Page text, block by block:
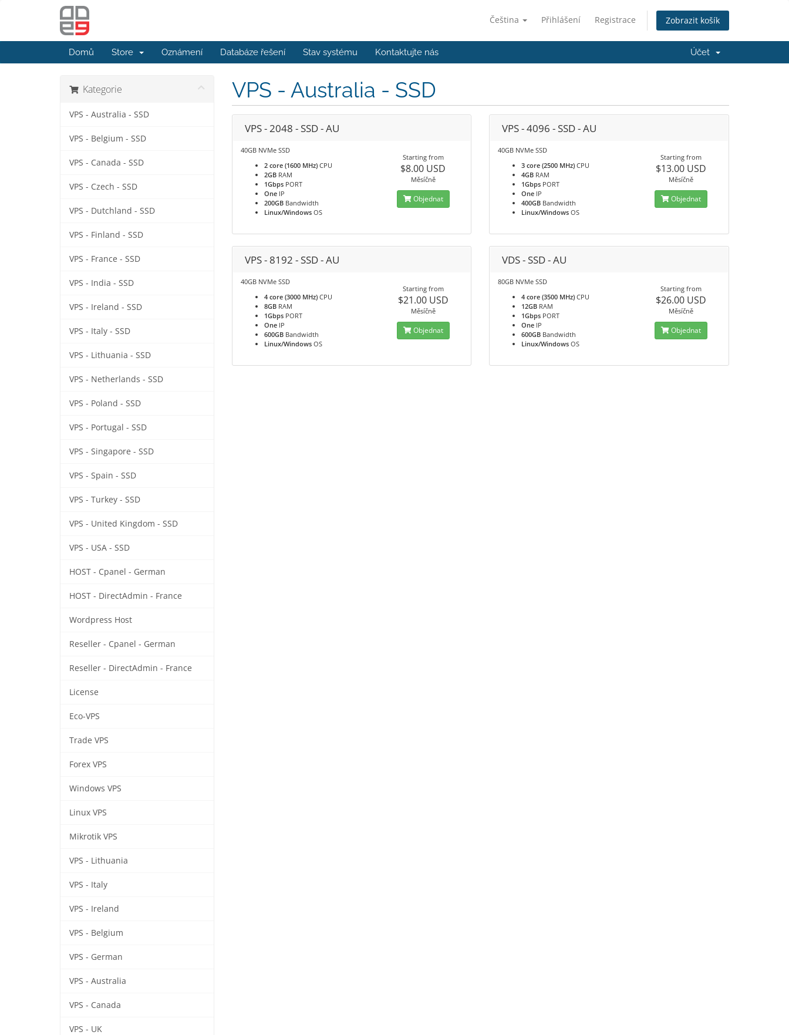
Čeština Přihlášení Registrace Zobrazit košík
Domů Store Oznámení Databáze řešení Stav systému Kontaktujte nás Účet
Kategorie
VPS - Australia - SSD
VPS - Belgium - SSD
VPS - Canada - SSD
VPS - Czech - SSD
VPS - Dutchland - SSD
VPS - Finland - SSD
VPS - France - SSD
VPS - India - SSD
VPS - Ireland - SSD
VPS - Italy - SSD
VPS - Lithuania - SSD
VPS - Netherlands - SSD
VPS - Poland - SSD
VPS - Portugal - SSD
VPS - Singapore - SSD
VPS - Spain - SSD
VPS - Turkey - SSD
VPS - United Kingdom - SSD
VPS - USA - SSD
HOST - Cpanel - German
HOST - DirectAdmin - France
Wordpress Host
Reseller - Cpanel - German
Reseller - DirectAdmin - France
License
Eco-VPS
Trade VPS
Forex VPS
Windows VPS
Linux VPS
Mikrotik VPS
VPS - Lithuania
VPS - Italy
VPS - Ireland
VPS - Belgium
VPS - German
VPS - Australia
VPS - Canada
VPS - UK
VPS - Australia - SSD
VPS - 2048 - SSD - AU
40GB NVMe SSD
2 core (1600 MHz)CPU
2GBRAM
1GbpsPORT
OneIP
200GBBandwidth
Linux/WindowsOS
Starting from
$8.00 USD
Měsíčně
Objednat
VPS - 4096 - SSD - AU
40GB NVMe SSD
3 core (2500 MHz) CPU
4GB RAM
1Gbps PORT
One IP
400GB Bandwidth
Linux/Windows OS
Starting from
$13.00 USD
Měsíčně
Objednat
VPS - 8192 - SSD - AU
40GB NVMe SSD
4 core (3000 MHz)CPU
8GBRAM
1GbpsPORT
OneIP
600GBBandwidth
Linux/WindowsOS
Starting from
$21.00 USD
Měsíčně
Objednat
VDS - SSD - AU
80GB NVMe SSD
4 core (3500 MHz) CPU
12GB RAM
1Gbps PORT
One IP
600GB Bandwidth
Linux/Windows OS
Starting from
$26.00 USD
Měsíčně
Objednat